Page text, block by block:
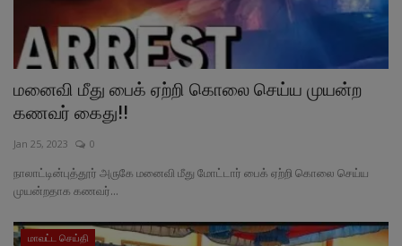
மனைவி மீது பைக் ஏற்றி கொலை செய்ய‌ முயன்ற
கணவர் கைது!!
Jan 25, 2023 0
நாலாட்டின்புத்தூர் அருகே மனைவி மீது மோட்டார் பைக் ஏற்றி கொலை செய்ய
முயன்றதாக கணவர்...
மாவட்ட செய்தி